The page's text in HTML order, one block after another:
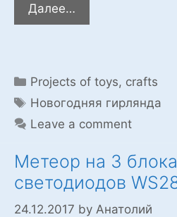
Далее…
Гирлянда
Categories
Projects of toys, crafts
Tags
Новогодняя гирлянда
Leave a comment
Метеор на 3
светодиодов
24.12.2017 by Анатолий